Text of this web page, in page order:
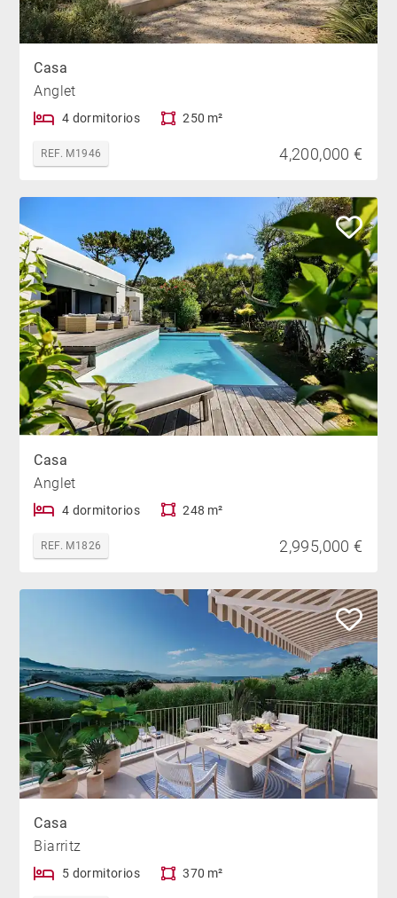
Casa
Anglet
4 dormitorios 250 m²
REF. M1946 4,200,000 €
Casa
Anglet
4 dormitorios 248 m²
REF. M1826 2,995,000 €
Casa
Biarritz
5 dormitorios 370 m²